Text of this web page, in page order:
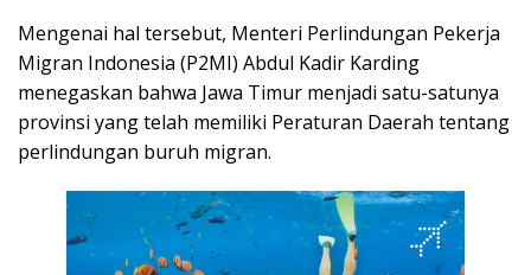
Mengenai hal tersebut, Menteri Perlindungan Pekerja
Migran Indonesia (P2MI) Abdul Kadir Karding
menegaskan bahwa Jawa Timur menjadi satu-satunya
provinsi yang telah memiliki Peraturan Daerah tentang
perlindungan buruh migran.